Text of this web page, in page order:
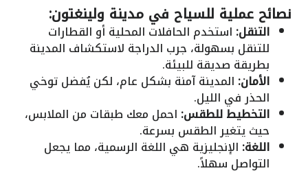
نصائح عملية للسياح في مدينة ولينغتون:
التنقل: استخدم الحافلات المحلية أو القطارات
للتنقل بسهولة، جرب الدراجة لاستكشاف المدينة
بطريقة صديقة للبيئة.
الأمان: المدينة آمنة بشكل عام، لكن يُفضل توخي
الحذر في الليل.
التخطيط للطقس: احمل معك طبقات من الملابس،
حيث يتغير الطقس بسرعة.
اللغة: الإنجليزية هي اللغة الرسمية، مما يجعل
التواصل سهلاً.